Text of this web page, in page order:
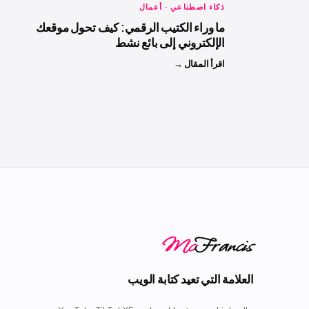
ذكاء اصطناعي · أعمال
ما وراء الكتيب الرقمي: كيف تحول موقعك
الإلكتروني إلى بائع نشط
اقرأ المقال →
McFrancis
العلامة التي تعيد كتابة الويب